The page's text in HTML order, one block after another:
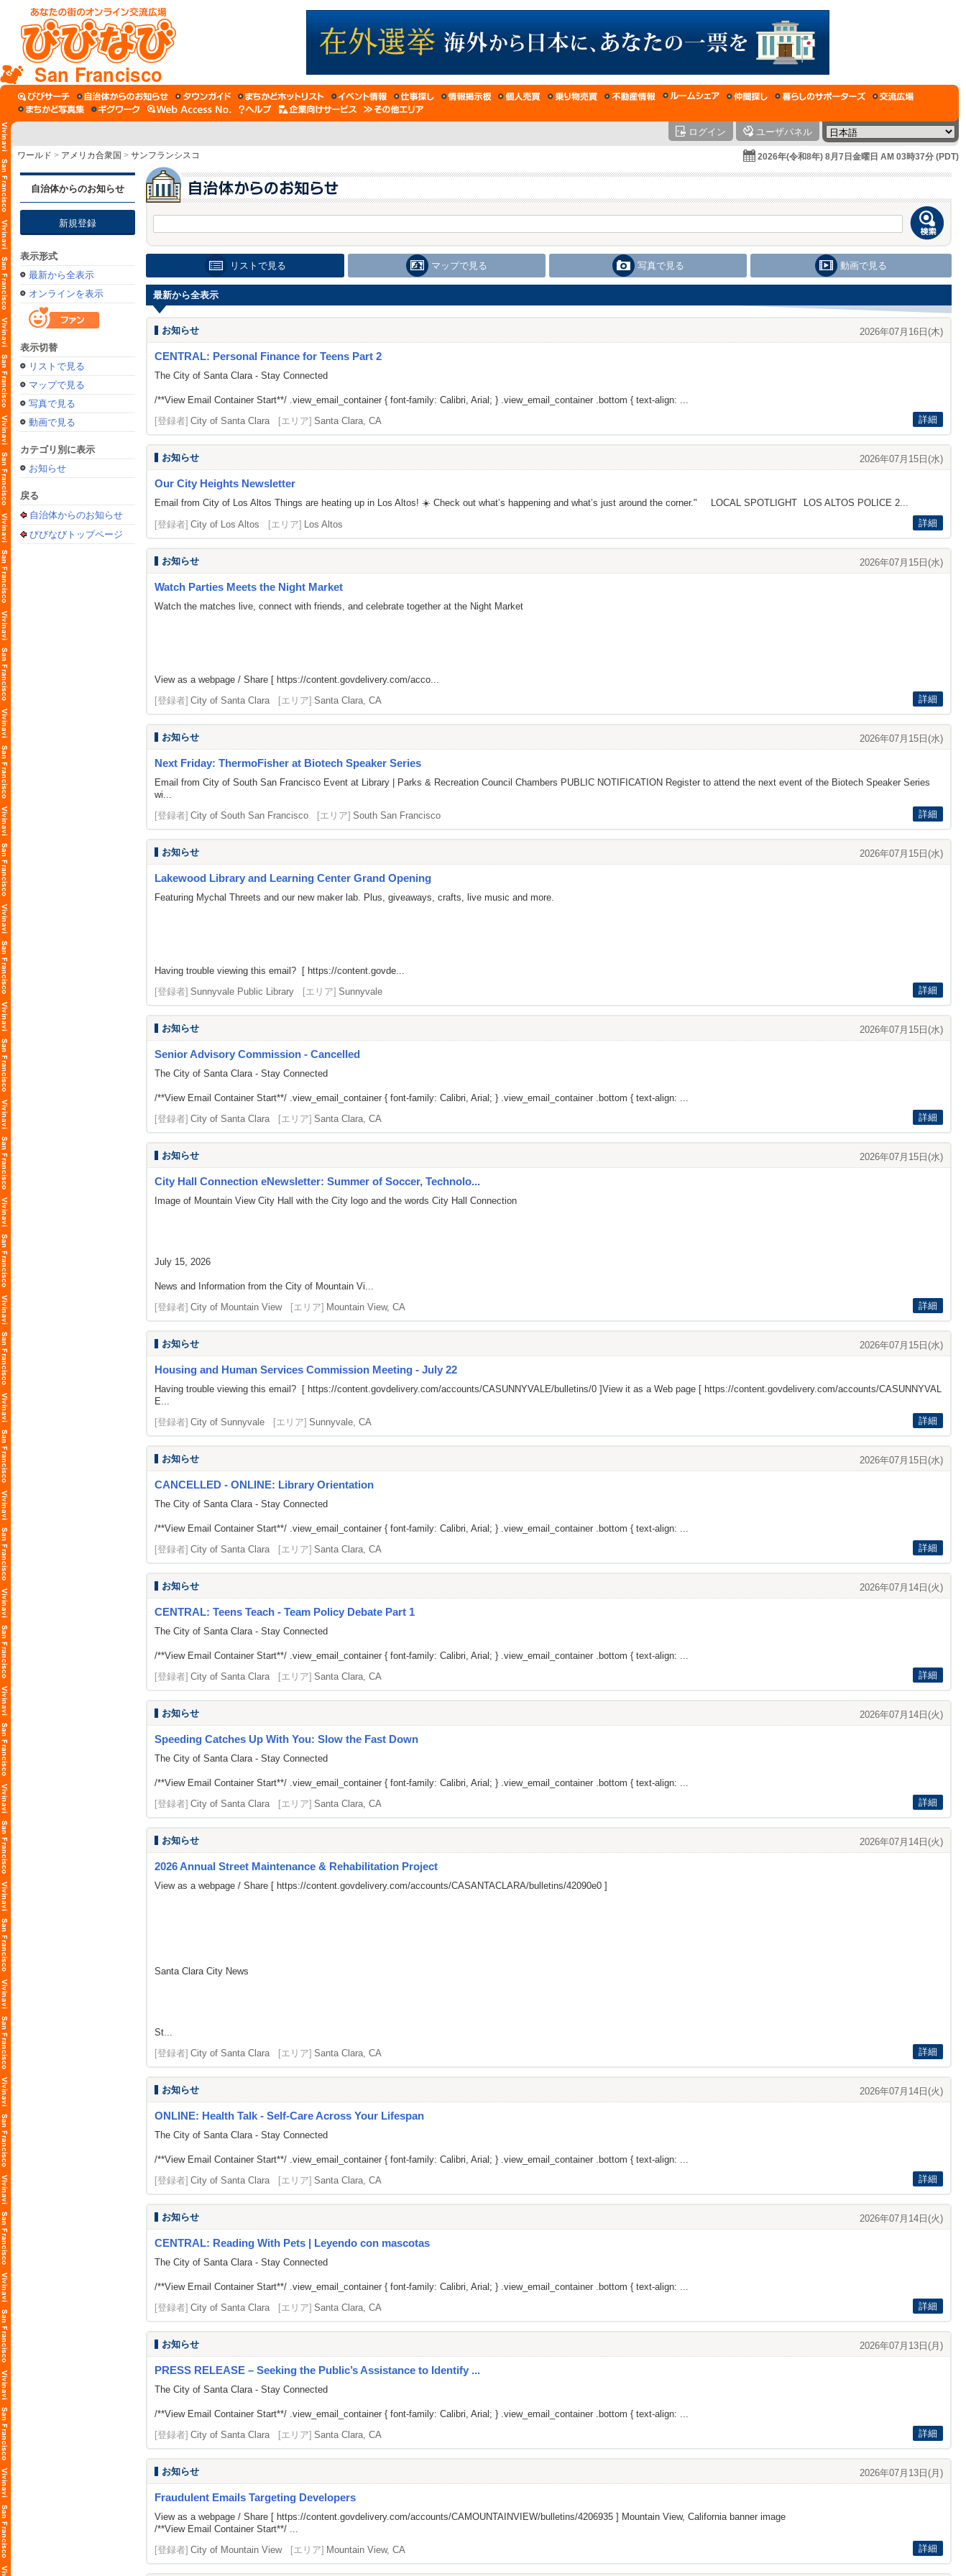
San Francisco
ログイン ユーザパネル
ワールド > アメリカ合衆国 > サンフランシスコ 2026年(令和8年) 8月7日金曜日 AM 03時37分 (PDT)
自治体からのお知らせ
新規登録
表示形式
最新から全表示
オンラインを表示
表示切替
リストで見る
マップで見る
写真で見る
動画で見る
カテゴリ別に表示
お知らせ
戻る
自治体からのお知らせ
びびなびトップページ
リストで見る マップで見る 写真で見る 動画で見る
最新から全表示
お知らせ 2026年07月16日(木)
CENTRAL: Personal Finance for Teens Part 2
The City of Santa Clara - Stay Connected
/**View Email Container Start**/ .view_email_container { font-family: Calibri, Arial; } .view_email_container .bottom { text-align: ...
[登録者] City of Santa Clara [エリア] Santa Clara, CA 詳細
お知らせ 2026年07月15日(水)
Our City Heights Newsletter
Email from City of Los Altos Things are heating up in Los Altos! ☀️ Check out what’s happening and what’s just around the corner." LOCAL SPOTLIGHT LOS ALTOS POLICE 2...
[登録者] City of Los Altos [エリア] Los Altos 詳細
お知らせ 2026年07月15日(水)
Watch Parties Meets the Night Market
Watch the matches live, connect with friends, and celebrate together at the Night Market
View as a webpage / Share [ https://content.govdelivery.com/acco...
[登録者] City of Santa Clara [エリア] Santa Clara, CA 詳細
お知らせ 2026年07月15日(水)
Next Friday: ThermoFisher at Biotech Speaker Series
Email from City of South San Francisco Event at Library | Parks & Recreation Council Chambers PUBLIC NOTIFICATION Register to attend the next event of the Biotech Speaker Series
wi...
[登録者] City of South San Francisco [エリア] South San Francisco 詳細
お知らせ 2026年07月15日(水)
Lakewood Library and Learning Center Grand Opening
Featuring Mychal Threets and our new maker lab. Plus, giveaways, crafts, live music and more.
Having trouble viewing this email? [ https://content.govde...
[登録者] Sunnyvale Public Library [エリア] Sunnyvale 詳細
お知らせ 2026年07月15日(水)
Senior Advisory Commission - Cancelled
The City of Santa Clara - Stay Connected
/**View Email Container Start**/ .view_email_container { font-family: Calibri, Arial; } .view_email_container .bottom { text-align: ...
[登録者] City of Santa Clara [エリア] Santa Clara, CA 詳細
お知らせ 2026年07月15日(水)
City Hall Connection eNewsletter: Summer of Soccer, Technolo...
Image of Mountain View City Hall with the City logo and the words City Hall Connection
July 15, 2026
News and Information from the City of Mountain Vi...
[登録者] City of Mountain View [エリア] Mountain View, CA 詳細
お知らせ 2026年07月15日(水)
Housing and Human Services Commission Meeting - July 22
Having trouble viewing this email? [ https://content.govdelivery.com/accounts/CASUNNYVALE/bulletins/0 ]View it as a Web page [ https://content.govdelivery.com/accounts/CASUNNYVAL
E...
[登録者] City of Sunnyvale [エリア] Sunnyvale, CA 詳細
お知らせ 2026年07月15日(水)
CANCELLED - ONLINE: Library Orientation
The City of Santa Clara - Stay Connected
/**View Email Container Start**/ .view_email_container { font-family: Calibri, Arial; } .view_email_container .bottom { text-align: ...
[登録者] City of Santa Clara [エリア] Santa Clara, CA 詳細
お知らせ 2026年07月14日(火)
CENTRAL: Teens Teach - Team Policy Debate Part 1
The City of Santa Clara - Stay Connected
/**View Email Container Start**/ .view_email_container { font-family: Calibri, Arial; } .view_email_container .bottom { text-align: ...
[登録者] City of Santa Clara [エリア] Santa Clara, CA 詳細
お知らせ 2026年07月14日(火)
Speeding Catches Up With You: Slow the Fast Down
The City of Santa Clara - Stay Connected
/**View Email Container Start**/ .view_email_container { font-family: Calibri, Arial; } .view_email_container .bottom { text-align: ...
[登録者] City of Santa Clara [エリア] Santa Clara, CA 詳細
お知らせ 2026年07月14日(火)
2026 Annual Street Maintenance & Rehabilitation Project
View as a webpage / Share [ https://content.govdelivery.com/accounts/CASANTACLARA/bulletins/42090e0 ]
Santa Clara City News
St...
[登録者] City of Santa Clara [エリア] Santa Clara, CA 詳細
お知らせ 2026年07月14日(火)
ONLINE: Health Talk - Self-Care Across Your Lifespan
The City of Santa Clara - Stay Connected
/**View Email Container Start**/ .view_email_container { font-family: Calibri, Arial; } .view_email_container .bottom { text-align: ...
[登録者] City of Santa Clara [エリア] Santa Clara, CA 詳細
お知らせ 2026年07月14日(火)
CENTRAL: Reading With Pets | Leyendo con mascotas
The City of Santa Clara - Stay Connected
/**View Email Container Start**/ .view_email_container { font-family: Calibri, Arial; } .view_email_container .bottom { text-align: ...
[登録者] City of Santa Clara [エリア] Santa Clara, CA 詳細
お知らせ 2026年07月13日(月)
PRESS RELEASE – Seeking the Public’s Assistance to Identify ...
The City of Santa Clara - Stay Connected
/**View Email Container Start**/ .view_email_container { font-family: Calibri, Arial; } .view_email_container .bottom { text-align: ...
[登録者] City of Santa Clara [エリア] Santa Clara, CA 詳細
お知らせ 2026年07月13日(月)
Fraudulent Emails Targeting Developers
View as a webpage / Share [ https://content.govdelivery.com/accounts/CAMOUNTAINVIEW/bulletins/4206935 ] Mountain View, California banner image
/**View Email Container Start**/ ...
[登録者] City of Mountain View [エリア] Mountain View, CA 詳細